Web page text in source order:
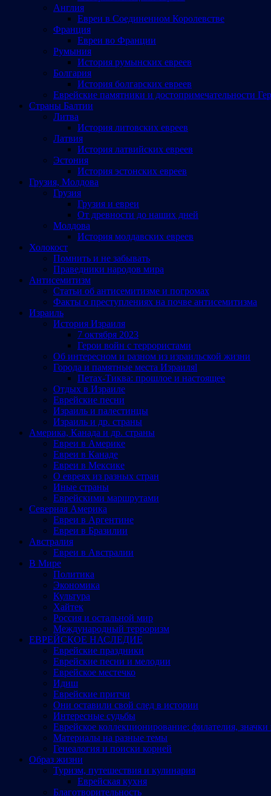
Англия
Евреи в Соединенном Королевстве
Франция
Евреи во Франции
Румыния
История румынских евреев
Болгария
История болгарских евреев
Еврейские памятники и достопримечательности
Страны Балтии
Литва
История литовских евреев
Латвия
История латвийских евреев
Эстония
История эстонских евреев
Грузия, Молдова
Грузия
Грузия и евреи
От древности до наших дней
Молдова
История молдавских евреев
Холокост
Помнить и не забывать
Праведники народов мира
Антисемитизм
Статьи об антисемитизме и погромах
Факты о преступлениях на почве антисемитизма
Израиль
История Израиля
7 октября 2023
Герои войн с террористами
Об интересном и разном из израильской жизни
Города и памятные места Израиляl
Петах-Тиква: прошлое и настоящее
Отдых в Израиле
Еврейские песни
Израиль и палестинцы
Израиль и др. страны
Америка, Канада и др. страны
Евреи в Америке
Евреи в Канаде
Евреи в Мексике
О евреях из разных стран
Иные страны
Еврейскими маршрутами
Северная Америка
Евреи в Аргентине
Евреи в Бразилии
Австралия
Евреи в Австралии
В Мире
Политика
Экономика
Культура
Хайтек
Россия и остальной мир
Международный терроризм
ЕВРЕЙСКОЕ НАСЛЕДИЕ
Еврейские праздники
Еврейские песни и мелодии
Еврейское местечко
Идиш
Еврейские притчи
Они оставили свой след в истории
Интересные судьбы
Еврейское коллекционирование: филателия, значки
Материалы на разные темы
Генеалогия и поиски корней
Образ жизни
Туризм, путешествия и кулинария
Еврейская кухня
Благотворительность